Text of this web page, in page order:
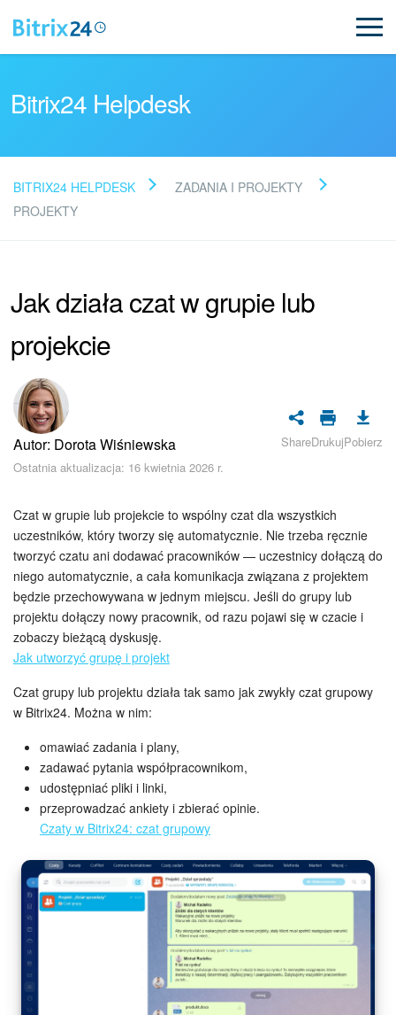
Przeczytaj FAQ
Aktualizacje artykułów
Aktualności
Bezpieczeństwo w Bitrix24
Rejestracja i autoryzacja
Zadania i projekty
CRM
Dysk
Kalendarz
Komunikator Bitrix24
Jak zacząć
Grupy robocze
Bitrix24 Market
Strony internetowe
Bitrix24 Helpdesk
BITRIX24 HELPDESK
ZADANIA I PROJEKTY
PROJEKTY
Jak działa czat w grupie lub
projekcie
Autor: Dorota Wiśniewska
Ostatnia aktualizacja: 16 kwietnia 2026 r.
ShareDrukujPobierz
Czat w grupie lub projekcie to wspólny czat dla wszystkich
uczestników, który tworzy się automatycznie. Nie trzeba ręcznie
tworzyć czatu ani dodawać pracowników — uczestnicy dołączą do
niego automatycznie, a cała komunikacja związana z projektem
będzie przechowywana w jednym miejscu. Jeśli do grupy lub
projektu dołączy nowy pracownik, od razu pojawi się w czacie i
zobaczy bieżącą dyskusję.
Jak utworzyć grupę i projekt
Czat grupy lub projektu działa tak samo jak zwykły czat grupowy
w Bitrix24. Można w nim:
omawiać zadania i plany,
zadawać pytania współpracownikom,
udostępniać pliki i linki,
przeprowadzać ankiety i zbierać opinie.
Czaty w Bitrix24: czat grupowy